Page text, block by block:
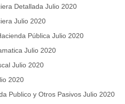
Detallada Julio 2020
Julio 2020
Pública Julio 2020
Julio 2020
Julio 2020
2020
Publico y Otros Pasivos Julio 2020